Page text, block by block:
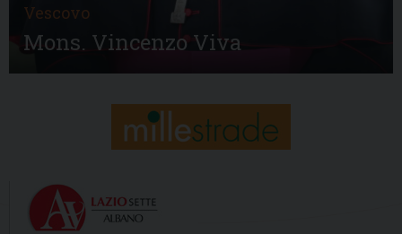
Vescovo
Mons. Vincenzo Viva